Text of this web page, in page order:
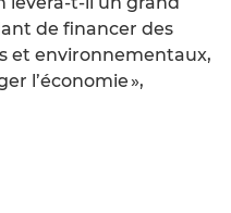
de financer des
et environnementaux,
l’économie »,